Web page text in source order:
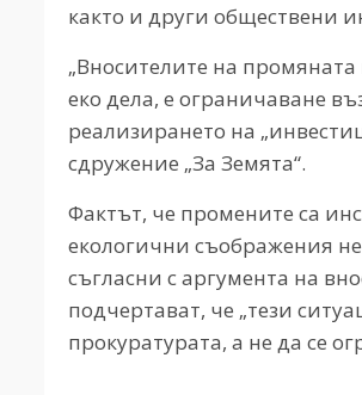
както и други обществени
„Вносителите на промяната
еко дела, е ограничаване
реализирането на
сдружение „За Земята“.
Фактът, че промените са
екологични съображения
съгласни с аргумента на
подчертават, че „тези
прокуратурата, а не да се